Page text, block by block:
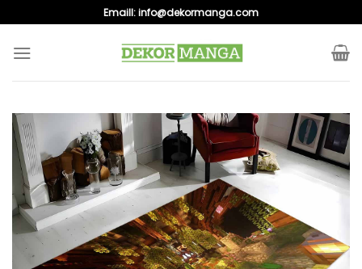
to
content
Emaill:info@dekormanga.com